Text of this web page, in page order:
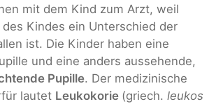
mit dem Kind zum Arzt, weil
Kindes ein Unterschied der
ist. Die Kinder haben eine
und eine anders aussehende,
Pupille. Der medizinische
lautet Leukokorie (griech. leukos